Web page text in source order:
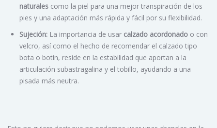
naturales como la piel para una mejor transpiración de los
pies y una adaptación más rápida y fácil por su flexibilidad.
Sujeción: La importancia de usar calzado acordonado o con
velcro, así como el hecho de recomendar el calzado tipo
bota o botín, reside en la estabilidad que aportan a la
articulación subastragalina y el tobillo, ayudando a una
pisada más neutra.